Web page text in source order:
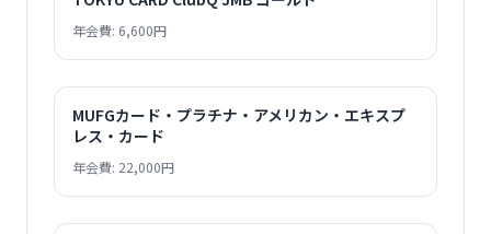
年会費: 6,600円
MUFGカード・プラチナ・アメリカン・エキスプ
レス・カード
年会費: 22,000円